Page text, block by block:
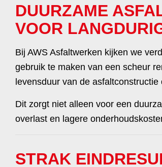
DUURZAME
VOOR
Bij AWS Asfaltwerken kijken we
gebruik te maken van een scheur
levensduur van de
Dit zorgt niet alleen voor een
overlast en lagere
STRAK